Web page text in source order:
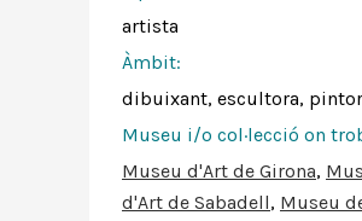
artista
Àmbit:
dibuixant, escultora,
Museu i/o col·lecció on
Museu d'Art de Girona,
d'Art de Sabadell, Museu